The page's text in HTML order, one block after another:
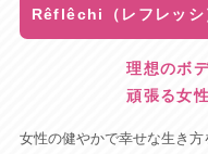
Rêflêchi（レフレッシ
理想のボ
頑張る女
女性の健やかで幸せな生き方